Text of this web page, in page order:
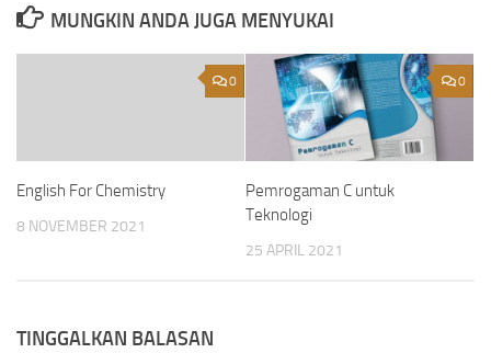
MUNGKIN ANDA JUGA MENYUKAI
0
English For Chemistry
8 NOVEMBER 2021
0
Pemrogaman C untuk
Teknologi
25 APRIL 2021
TINGGALKAN BALASAN